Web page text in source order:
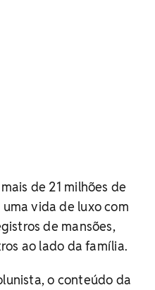
de 21 milhões de
vida de luxo com
de mansões,
ao lado da família.
o conteúdo da